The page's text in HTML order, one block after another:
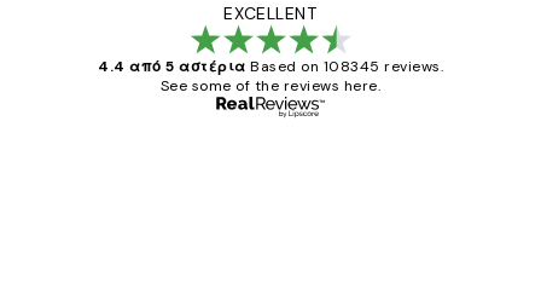
EXCELLENT
4.4 από 5 αστέρια Based on 108345 reviews.
See some of the reviews here.